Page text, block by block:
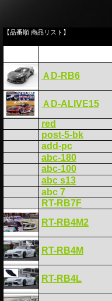
【品番順 商品リスト】
ＡD-RB6
ＡD-ALIVE15
red
post-5-bk
add-pc
abc-180
abc-100
abc s13
abc 7
RT-RB7F
RT-RB4M2
RT-RB4M
RT-RB4L